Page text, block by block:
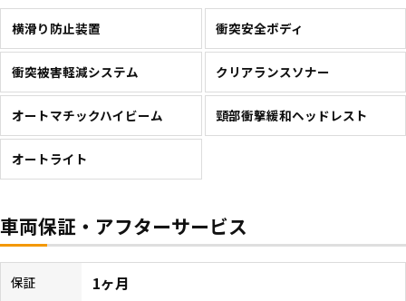
横滑り防止装置 衝突安全ボディ
衝突被害軽減システム クリアランスソナー
オートマチックハイビーム 頸部衝撃緩和ヘッドレスト
オートライト
車両保証・アフターサービス
保証 1ヶ月